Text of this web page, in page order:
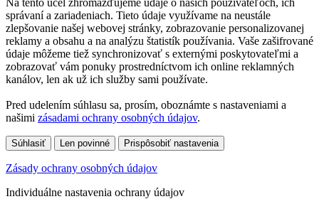
správaní a zariadeniach. Tieto údaje využívame na neustále
zlepšovanie našej webovej stránky, zobrazovanie personalizovanej
reklamy a obsahu a na analýzu štatistík používania. Vaše zašifrované
údaje môžeme tiež synchronizovať s externými poskytovateľmi a
zobrazovať vám ponuky prostredníctvom ich online reklamných
kanálov, len ak už ich služby sami používate.
Pred udelením súhlasu sa, prosím, oboznámte s nastaveniami a
našimi zásadami ochrany osobných údajov.
Súhlasiť Len povinné Prispôsobiť nastavenia
Zásady ochrany osobných údajov
Individuálne nastavenia ochrany údajov